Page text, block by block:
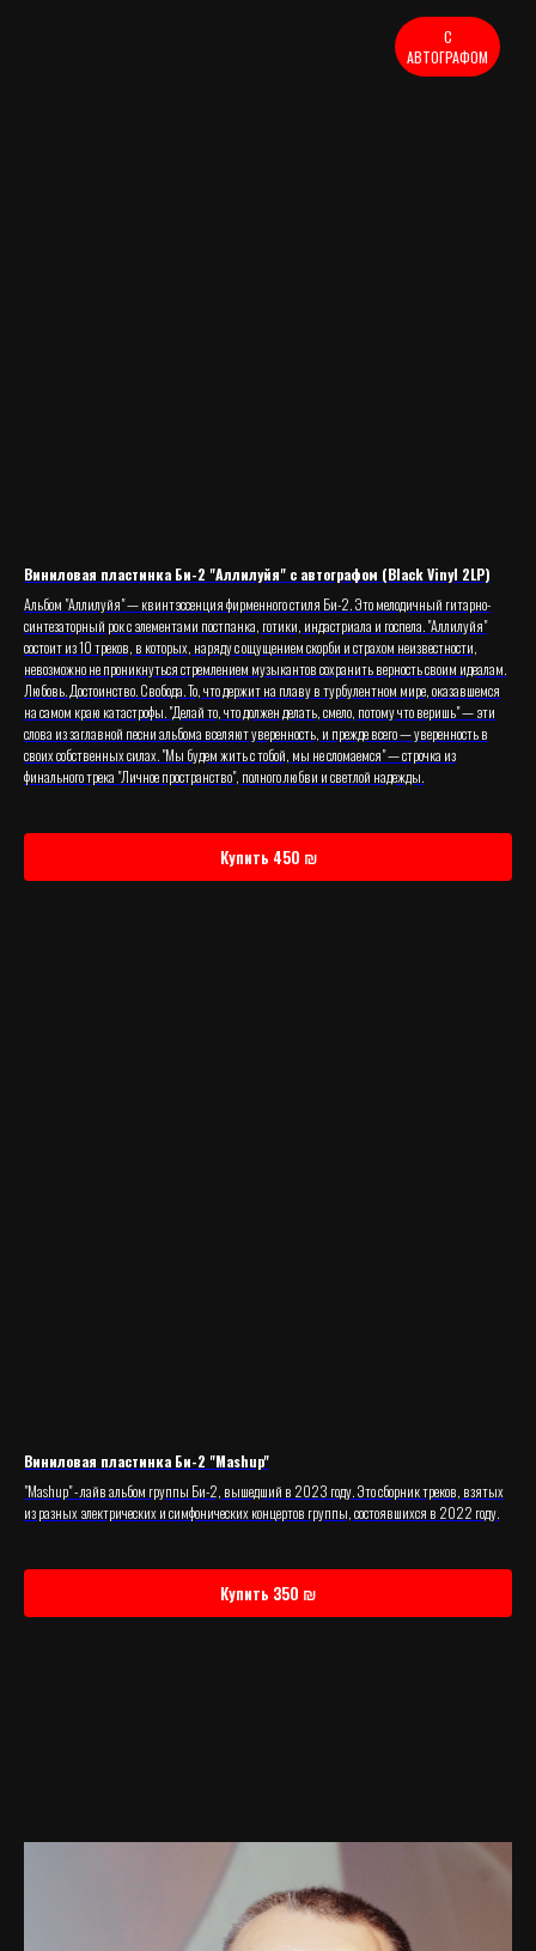
С
АВТОГРАФОМ
Виниловая пластинка Би-2 "Аллилуйя" с автографом (Black Vinyl 2LP)
Альбом "Аллилуйя" — квинтэссенция фирменного стиля Би-2. Это мелодичный гитарно-
синтезаторный рок с элементами постпанка, готики, индастриала и госпела. "Аллилуйя"
состоит из 10 треков, в которых, наряду с ощущением скорби и страхом неизвестности,
невозможно не проникнуться стремлением музыкантов сохранить верность своим идеалам.
Любовь. Достоинство. Свобода. То, что держит на плаву в турбулентном мире, оказавшемся
на самом краю катастрофы. "Делай то, что должен делать, смело, потому что веришь" — эти
слова из заглавной песни альбома вселяют уверенность, и прежде всего — уверенность в
своих собственных силах. "Мы будем жить с тобой, мы не сломаемся" — строчка из
финального трека "Личное пространство", полного любви и светлой надежды.
Купить 450 ₪
Виниловая пластинка Би-2 "Mashup"
"Mashup" - лайв альбом группы Би-2, вышедший в 2023 году. Это сборник треков, взятых
из разных электрических и симфонических концертов группы, состоявшихся в 2022 году.
Купить 350 ₪